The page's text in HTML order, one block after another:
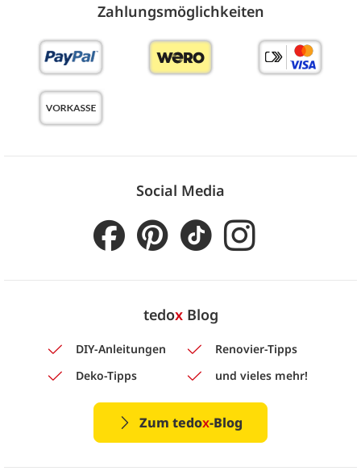
Zahlungs­möglich­keiten
Social Media
tedoxBlog
DIY-Anleitungen
Renovier-Tipps
Deko-Tipps
und vieles mehr!
Zum tedox-Blog